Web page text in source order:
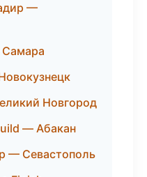
—
Самара
Новгород
— Абакан
— Севастополь